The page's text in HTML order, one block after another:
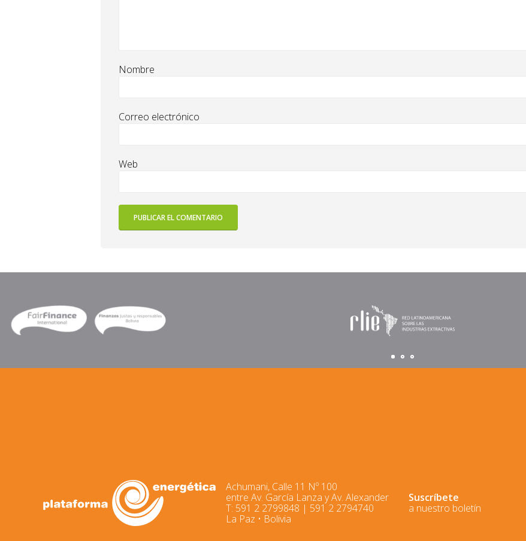
Nombre
Correo electrónico
Web
Achumani, Calle 11 Nº 100
entre Av. García Lanza y Av. Alexander
T: 591 2 2799848 | 591 2 2794740
La Paz • Bolivia
Suscríbete
a nuestro boletín